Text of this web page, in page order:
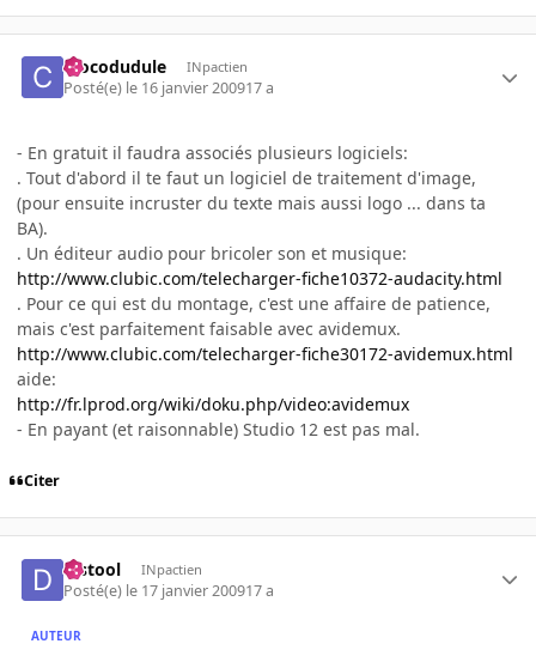
crocodudule INpactien
Posté(e) le 16 janvier 200917 a
- En gratuit il faudra associés plusieurs logiciels:
. Tout d'abord il te faut un logiciel de traitement d'image,
(pour ensuite incruster du texte mais aussi logo ... dans ta
BA).
. Un éditeur audio pour bricoler son et musique:
http://www.clubic.com/telecharger-fiche10372-audacity.html
. Pour ce qui est du montage, c'est une affaire de patience,
mais c'est parfaitement faisable avec avidemux.
http://www.clubic.com/telecharger-fiche30172-avidemux.html
aide:
http://fr.lprod.org/wiki/doku.php/video:avidemux
- En payant (et raisonnable) Studio 12 est pas mal.
Citer
djstool INpactien
Posté(e) le 17 janvier 200917 a
AUTEUR